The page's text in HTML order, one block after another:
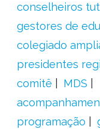
conselheiros
gestores de
colegiado
presidentes
comitê
MDS
programação